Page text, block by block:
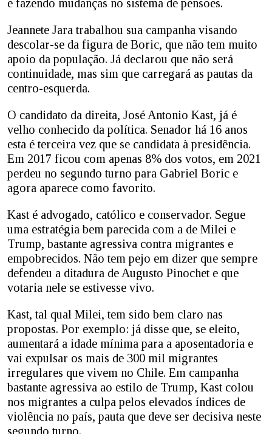
e fazendo mudanças no sistema de pensões.
Jeannete Jara trabalhou sua campanha visando
descolar-se da figura de Boric, que não tem muito
apoio da população. Já declarou que não será
continuidade, mas sim que carregará as pautas da
centro-esquerda.
O candidato da direita, José Antonio Kast, já é
velho conhecido da política. Senador há 16 anos
esta é terceira vez que se candidata à presidência.
Em 2017 ficou com apenas 8% dos votos, em 2021
perdeu no segundo turno para Gabriel Boric e
agora aparece como favorito.
Kast é advogado, católico e conservador. Segue
uma estratégia bem parecida com a de Milei e
Trump, bastante agressiva contra migrantes e
empobrecidos. Não tem pejo em dizer que sempre
defendeu a ditadura de Augusto Pinochet e que
votaria nele se estivesse vivo.
Kast, tal qual Milei, tem sido bem claro nas
propostas. Por exemplo: já disse que, se eleito,
aumentará a idade mínima para a aposentadoria e
vai expulsar os mais de 300 mil migrantes
irregulares que vivem no Chile. Em campanha
bastante agressiva ao estilo de Trump, Kast colou
nos migrantes a culpa pelos elevados índices de
violência no país, pauta que deve ser decisiva neste
segundo turno.